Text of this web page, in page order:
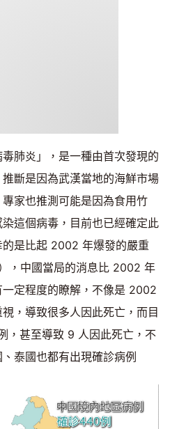
肺炎」，是一種由首次發現的
斷是因為武漢當地的海鮮市場
家也推測可能是因為食用竹
這個病毒，目前也已經確定此
是比起 2002 年爆發的嚴重
，中國當局的消息比 2002 年
定程度的瞭解，不像是 2002
，導致很多人因此死亡，而目
，甚至導致 9 人因此死亡，不
泰國也都有出現確診病例